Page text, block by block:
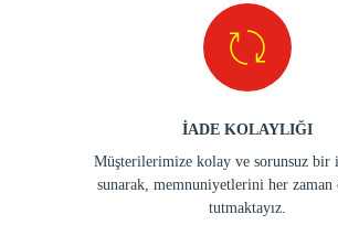
İADE KOLAYLIĞI
Müşterilerimize kolay ve sorunsuz bir
sunarak, memnuniyetlerini her zaman
tutmaktayız.